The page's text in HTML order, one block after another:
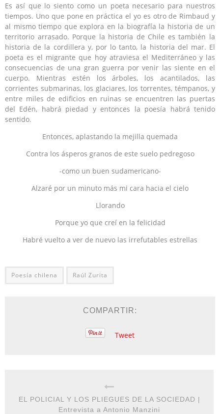
Es así que lo siento como un poeta necesario para nuestros
tiempos. Uno que pone en práctica el yo es otro de Rimbaud y
al mismo tiempo que explora en la biografía la historia de un
territorio arrasado. Porque la historia de Chile es también la
historia de la cordillera y, por lo tanto, la historia del mar. El
poeta es el migrante que hoy atraviesa el Mediterráneo y las
consecuencias de una gran guerra por venir las siente en el
cuerpo. Mientras estén los árboles, los acantilados, las
corrientes submarinas, los glaciares, los torrentes, témpanos, y
entre miles de edificios en ruinas se encuentren las puertas
del Edén, habrá piedad y entonces la poesía habrá tenido
sentido.
Entonces, aplastando la mejilla quemada
Contra los ásperos granos de este suelo pedregoso
-como un buen sudamericano-
Alzaré por un minuto más mi cara hacia el cielo
Llorando
Porque yo que creí en la felicidad
Habré vuelto a ver de nuevo las irrefutables estrellas
Poesía chilena Raúl Zurita
COMPARTIR:
Tweet
EL POLICIAL Y LOS PLIEGUES DE LA SOCIEDAD |
Entrevista a Antonio Manzini